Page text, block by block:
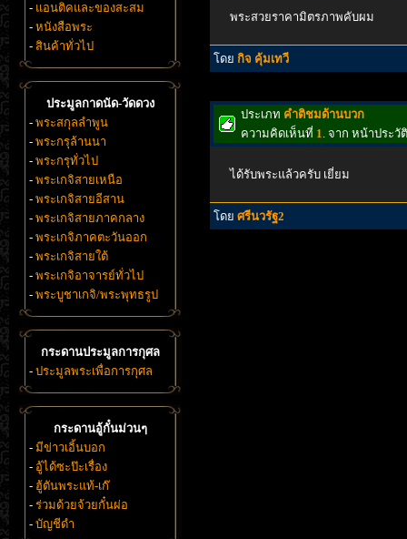
- แอนติคและของสะสม
- หนังสือพระ
- สินค้าทั่วไป
ประมูลกาดนัด-วัดดวง
- พระสกุลลำพูน
- พระกรุล้านนา
- พระกรุทั่วไป
- พระเกจิสายเหนือ
- พระเกจิสายอีสาน
- พระเกจิสายภาคกลาง
- พระเกจิภาคตะวันออก
- พระเกจิสายใต้
- พระเกจิอาจารย์ทั่วไป
- พระบูชาเกจิ/พระพุทธรูป
กระดานประมูลการกุศล
- ประมูลพระเพื่อการกุศล
กระดานอู้กั๋นม่วนๆ
- มีข่าวเอิ้นบอก
- อู้ได้ซะป๊ะเรื่อง
- ฮู้ตันพระแท้-เก๊
- ร่วมด้วยจ้วยกั๋นผ่อ
- บัญชีดำ
พระสวยราคามิตรภาพคับผม
โดย กิจ คุ้มเทวี
ประเภท คำติชมด้านบวก
ความคิดเห็นที่ 1. จาก หน้าประ
ได้รับพระแล้วครับ เยี่ยม
โดย ศรีนวรัฐ2